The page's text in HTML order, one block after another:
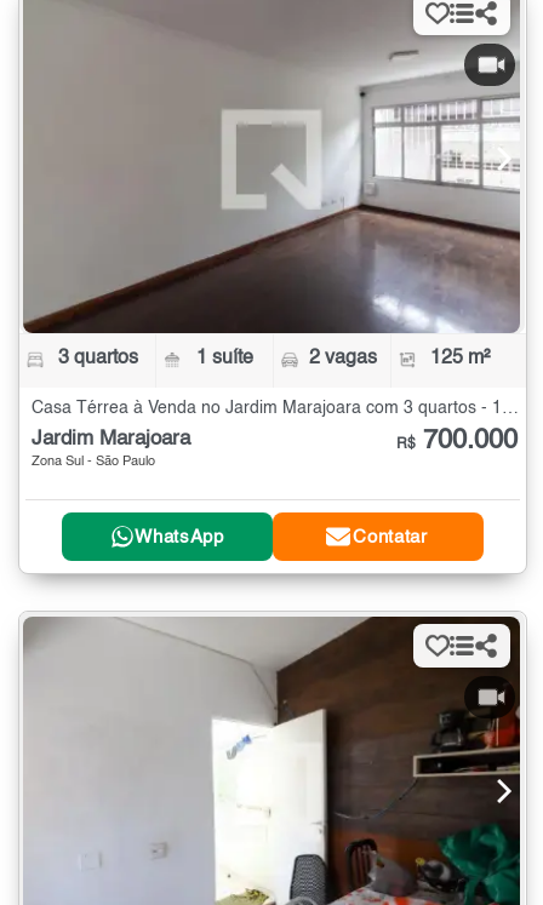
3 quartos 1 suíte 2 vagas 125 m²
Casa Térrea à Venda no Jardim Marajoara com 3 quartos - 125 m²
Jardim Marajoara
Zona Sul - São Paulo
R$ 700.000
WhatsApp Contatar